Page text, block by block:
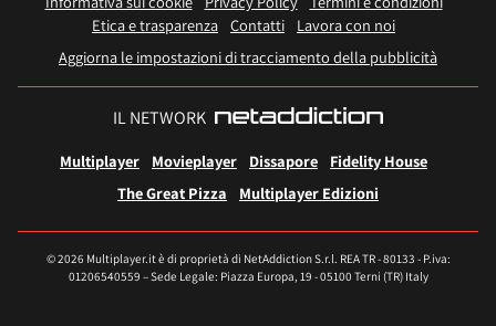
Etica e trasparenza Contatti
Lavora con noi
Aggiorna le impostazioni di tracciamento della pubblicità
IL NETWORK
Multiplayer Movieplayer Dissapore
Fidelity House
The Great Pizza
Multiplayer Edizioni
© 2026 Multiplayer.it è di proprietà di NetAddiction S.r.l. REA TR - 80133 - P.iva:
01206540559 – Sede Legale: Piazza Europa, 19 - 05100 Terni (TR) Italy